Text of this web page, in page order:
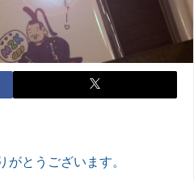
がとうございます。